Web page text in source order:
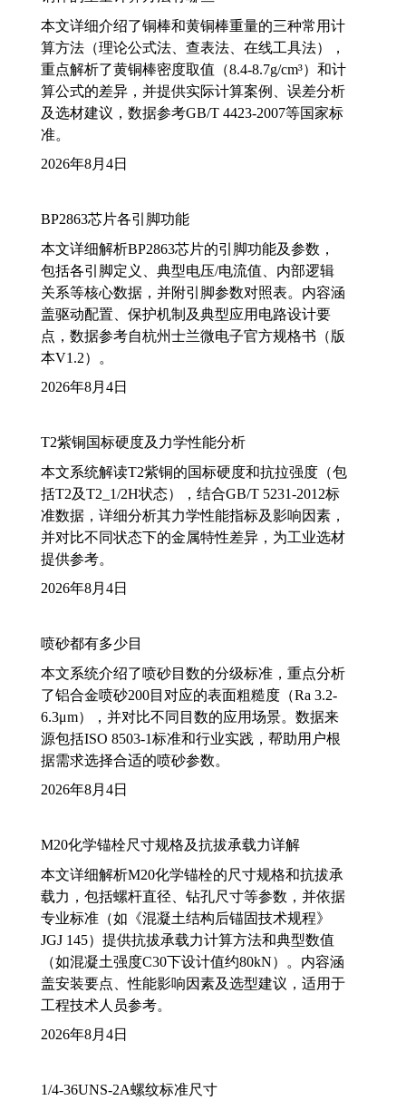
本文详细介绍了铜棒和黄铜棒重量的三种常用计
算方法（理论公式法、查表法、在线工具法），
重点解析了黄铜棒密度取值（8.4-8.7g/cm³）和计
算公式的差异，并提供实际计算案例、误差分析
及选材建议，数据参考GB/T 4423-2007等国家标
准。
2026年8月4日
BP2863芯片各引脚功能
本文详细解析BP2863芯片的引脚功能及参数，
包括各引脚定义、典型电压/电流值、内部逻辑
关系等核心数据，并附引脚参数对照表。内容涵
盖驱动配置、保护机制及典型应用电路设计要
点，数据参考自杭州士兰微电子官方规格书（版
本V1.2）。
2026年8月4日
T2紫铜国标硬度及力学性能分析
本文系统解读T2紫铜的国标硬度和抗拉强度（包
括T2及T2_1/2H状态），结合GB/T 5231-2012标
准数据，详细分析其力学性能指标及影响因素，
并对比不同状态下的金属特性差异，为工业选材
提供参考。
2026年8月4日
喷砂都有多少目
本文系统介绍了喷砂目数的分级标准，重点分析
了铝合金喷砂200目对应的表面粗糙度（Ra 3.2-
6.3μm），并对比不同目数的应用场景。数据来
源包括ISO 8503-1标准和行业实践，帮助用户根
据需求选择合适的喷砂参数。
2026年8月4日
M20化学锚栓尺寸规格及抗拔承载力详解
本文详细解析M20化学锚栓的尺寸规格和抗拔承
载力，包括螺杆直径、钻孔尺寸等参数，并依据
专业标准（如《混凝土结构后锚固技术规程》
JGJ 145）提供抗拔承载力计算方法和典型数值
（如混凝土强度C30下设计值约80kN）。内容涵
盖安装要点、性能影响因素及选型建议，适用于
工程技术人员参考。
2026年8月4日
1/4-36UNS-2A螺纹标准尺寸